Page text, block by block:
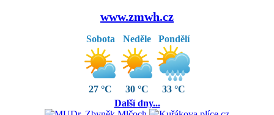
www.zmwh.cz
Sobota
27 °C
Neděle
30 °C
Pondělí
33 °C
Další dny...